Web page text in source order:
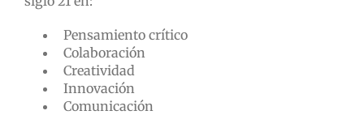
Pensamiento crítico
Colaboración
Creatividad
Innovación
Comunicación